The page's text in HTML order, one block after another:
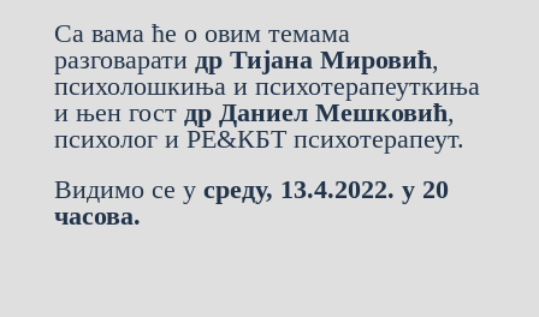
Са вама ће о овим темама
разговарати др Тијана Мировић,
психолошкиња и психотерапеуткиња
и њен гостдр Даниел Мешковић,
психолог и РЕ&КБТ психотерапеут.
Видимо се у среду, 13.4.2022. у 20
часова.